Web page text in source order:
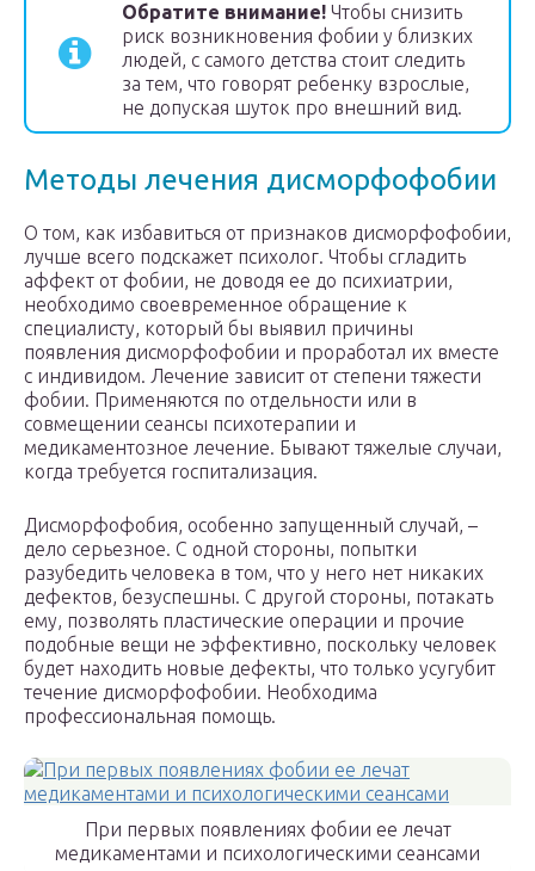
Обратите внимание! Чтобы снизить
риск возникновения фобии у близких
людей, с самого детства стоит следить
за тем, что говорят ребенку взрослые,
не допуская шуток про внешний вид.
Методы лечения дисморфофобии
О том, как избавиться от признаков дисморфофобии,
лучше всего подскажет психолог. Чтобы сгладить
аффект от фобии, не доводя ее до психиатрии,
необходимо своевременное обращение к
специалисту, который бы выявил причины
появления дисморфофобии и проработал их вместе
с индивидом. Лечение зависит от степени тяжести
фобии. Применяются по отдельности или в
совмещении сеансы психотерапии и
медикаментозное лечение. Бывают тяжелые случаи,
когда требуется госпитализация.
Дисморфофобия, особенно запущенный случай, –
дело серьезное. С одной стороны, попытки
разубедить человека в том, что у него нет никаких
дефектов, безуспешны. С другой стороны, потакать
ему, позволять пластические операции и прочие
подобные вещи не эффективно, поскольку человек
будет находить новые дефекты, что только усугубит
течение дисморфофобии. Необходима
профессиональная помощь.
При первых появлениях фобии ее лечат
медикаментами и психологическими сеансами